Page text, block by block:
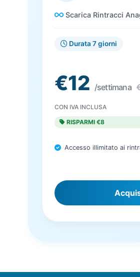
Scarica Rintracci
Durata 7 giorni
€12 /settimana
CON IVA INCLUSA
RISPARMI €8
Accesso illimitato ai